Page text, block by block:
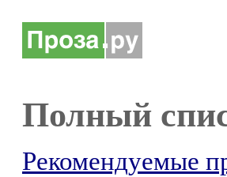
Полный
Рекомендуемые